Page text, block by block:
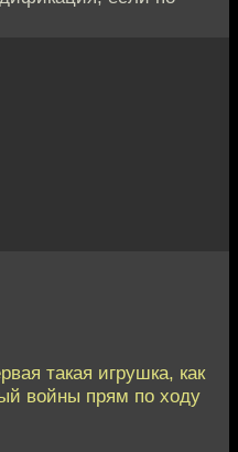
такая игрушка, как
войны прям по ходу